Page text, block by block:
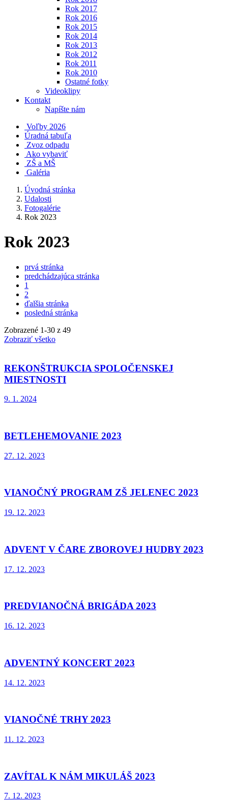
Rok 2017
Rok 2016
Rok 2015
Rok 2014
Rok 2013
Rok 2012
Rok 2011
Rok 2010
Ostatné fotky
Videoklipy
Kontakt
Napíšte nám
Voľby 2026
Úradná tabuľa
Zvoz odpadu
Ako vybaviť
ZŠ a MŠ
Galéria
Úvodná stránka
Udalosti
Fotogalérie
Rok 2023
Rok 2023
prvá stránka
predchádzajúca stránka
1
2
ďalšia stránka
posledná stránka
Zobrazené 1-30 z 49
Zobraziť všetko
REKONŠTRUKCIA SPOLOČENSKEJ
MIESTNOSTI
9. 1. 2024
BETLEHEMOVANIE 2023
27. 12. 2023
VIANOČNÝ PROGRAM ZŠ JELENEC 2023
19. 12. 2023
ADVENT V ČARE ZBOROVEJ HUDBY 2023
17. 12. 2023
PREDVIANOČNÁ BRIGÁDA 2023
16. 12. 2023
ADVENTNÝ KONCERT 2023
14. 12. 2023
VIANOČNÉ TRHY 2023
11. 12. 2023
ZAVÍTAL K NÁM MIKULÁŠ 2023
7. 12. 2023